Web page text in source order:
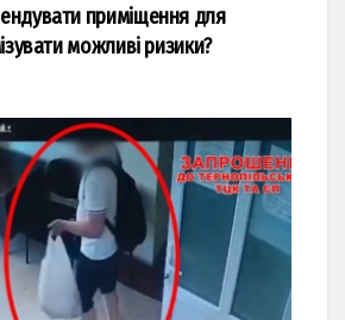
приміщення для
можливі ризики?